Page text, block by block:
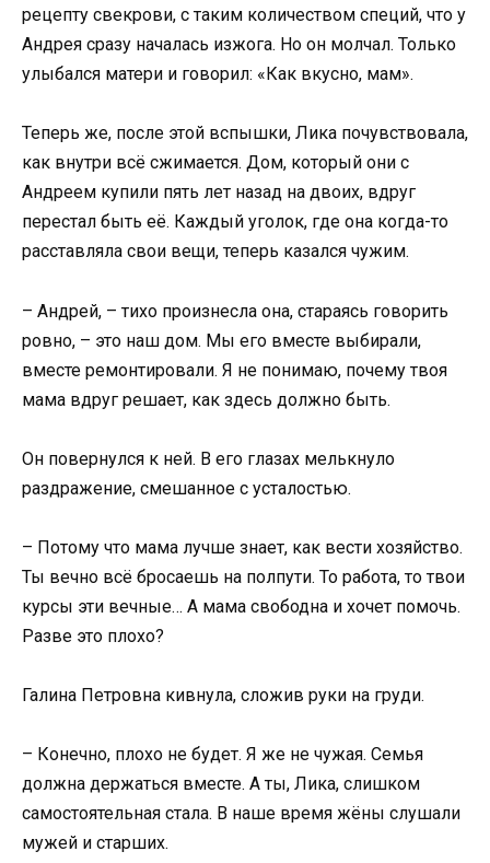
рецепту свекрови, с таким количеством специй, что у
Андрея сразу началась изжога. Но он молчал. Только
улыбался матери и говорил: «Как вкусно, мам».
Теперь же, после этой вспышки, Лика почувствовала,
как внутри всё сжимается. Дом, который они с
Андреем купили пять лет назад на двоих, вдруг
перестал быть её. Каждый уголок, где она когда-то
расставляла свои вещи, теперь казался чужим.
– Андрей, – тихо произнесла она, стараясь говорить
ровно, – это наш дом. Мы его вместе выбирали,
вместе ремонтировали. Я не понимаю, почему твоя
мама вдруг решает, как здесь должно быть.
Он повернулся к ней. В его глазах мелькнуло
раздражение, смешанное с усталостью.
– Потому что мама лучше знает, как вести хозяйство.
Ты вечно всё бросаешь на полпути. То работа, то твои
курсы эти вечные… А мама свободна и хочет помочь.
Разве это плохо?
Галина Петровна кивнула, сложив руки на груди.
– Конечно, плохо не будет. Я же не чужая. Семья
должна держаться вместе. А ты, Лика, слишком
самостоятельная стала. В наше время жёны слушали
мужей и старших.